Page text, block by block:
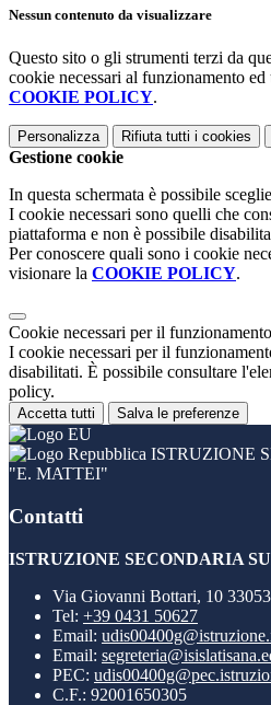
Nessun contenuto da visualizzare
Questo sito o gli strumenti terzi da
cookie necessari al funzionamento
COOKIE POLICY.
Personalizza Rifiuta tutti i cookies
Gestione cookie
In questa schermata è possibile
I cookie necessari sono quelli che
piattaforma e non è possibile
Per conoscere quali sono i cookie
visionare la COOKIE POLICY.
Cookie necessari per il funzionamento
I cookie necessari per il
disabilitati. È possibile consultare
policy.
Accetta tutti Salva le preferenze
ISTRUZIONE
"E. MATTEI"
Contatti
ISTRUZIONE SECONDARIA
Via Giovanni Bottari, 10
Tel: +39 0431 50627
Email:
Email:
PEC:
C.F.: 92001650305